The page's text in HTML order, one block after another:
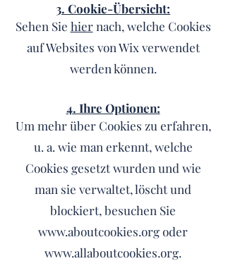
3. Cookie-Übersicht:
Sehen Sie hiernach, welche Cookies
auf Websites von Wix verwendet
werden können.
4. Ihre Optionen:
Um mehr über Cookies zu erfahren,
u. a. wie man erkennt, welche
Cookies gesetzt wurden und wie
man sie verwaltet, löscht und
blockiert, besuchen Sie
www.aboutcookies.orgoder
www.allaboutcookies.org.